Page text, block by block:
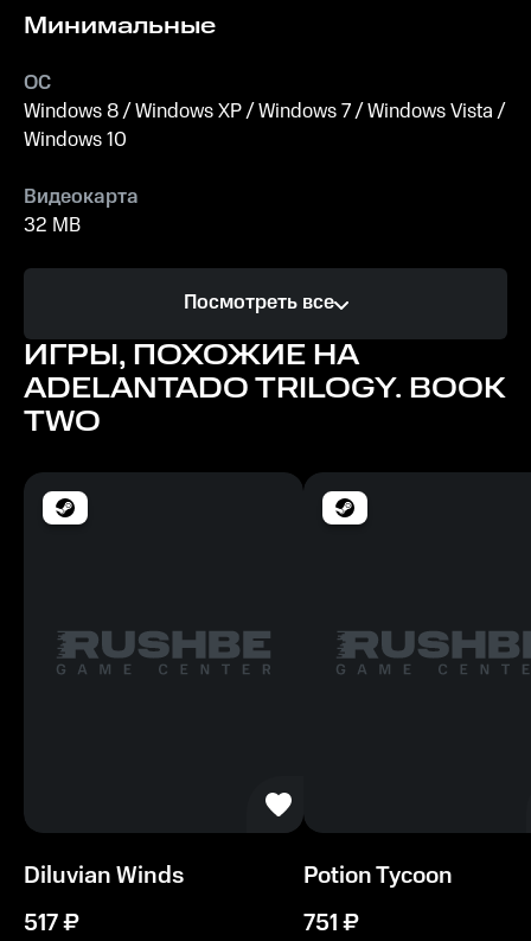
Минимальные
ОС
Windows 8 / Windows XP / Windows 7 / Windows Vista /
Windows 10
Видеокарта
32 MB
Pentium III 800 МГц
Память
256 MБ
200 MB
Посмотреть все
ИГРЫ, ПОХОЖИЕ НА
ADELANTADO TRILOGY. BOOK
TWO
Diluvian Winds
517₽
Potion Tycoon
751₽